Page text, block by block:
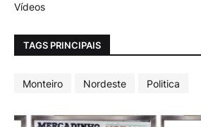
Vídeos
TAGS PRINCIPAIS
Monteiro Nordeste Politica